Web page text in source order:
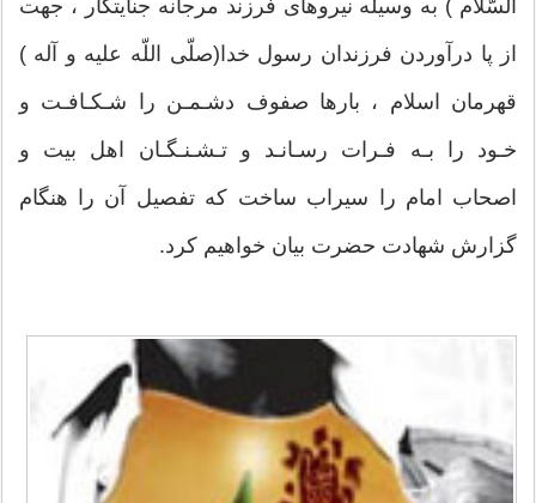
السّلام ) به وسیله نیروهاى فرزند مرجانه جنایتكار ، جهت
از پا درآوردن فرزندان رسول خدا(صلّى اللّه علیه و آله )
قهرمان اسلام ، بارها صفوف دشـمـن را شـكـافـت و
خـود را بـه فـرات رسـانـد و تـشـنـگـان اهل بیت و
اصحاب امام را سیراب ساخت كه تفصیل آن را هنگام
گزارش شهادت حضرت بیان خواهیم كرد.